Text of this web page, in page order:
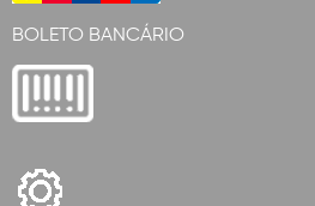
BOLETO BANCÁRIO